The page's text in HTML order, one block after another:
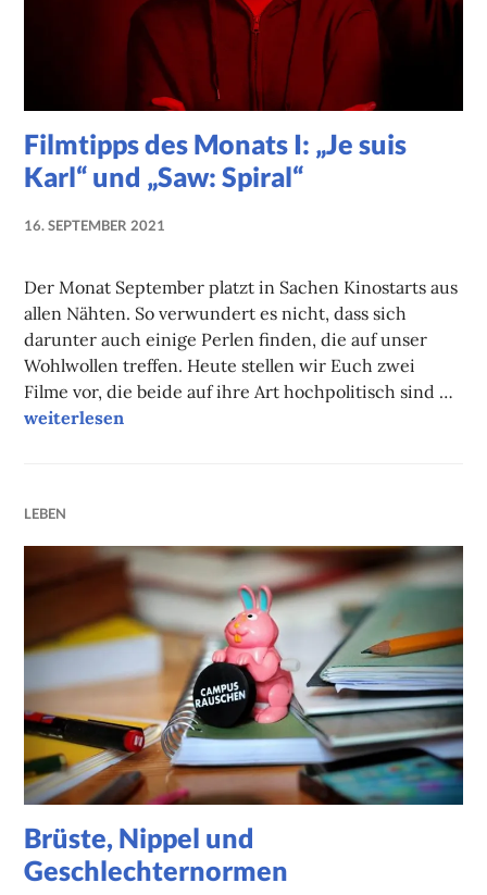
Filmtipps des Monats I: „Je suis
Karl“ und „Saw: Spiral“
16. SEPTEMBER 2021
Der Monat September platzt in Sachen Kinostarts aus
allen Nähten. So verwundert es nicht, dass sich
darunter auch einige Perlen finden, die auf unser
Wohlwollen treffen. Heute stellen wir Euch zwei
Filme vor, die beide auf ihre Art hochpolitisch sind …
Filmtipps des Monats I: „Je suis Karl“ und „Saw: Spiral“
weiterlesen
LEBEN
Brüste, Nippel und
Geschlechternormen